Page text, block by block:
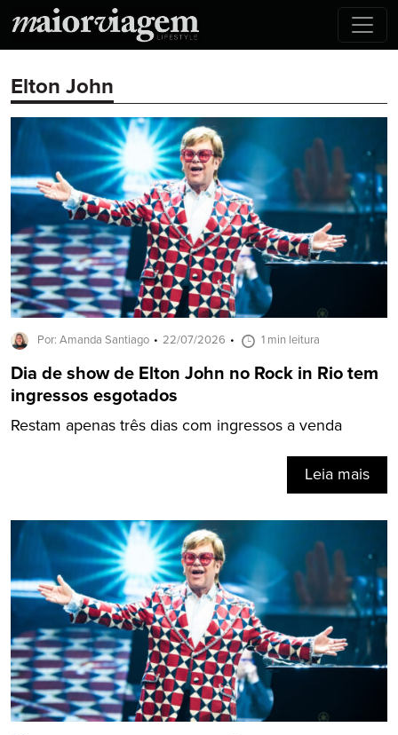
Elton John
Por: Amanda Santiago 22/07/2026 1 min leitura
Dia de show de Elton John no Rock in Rio tem
ingressos esgotados
Restam apenas três dias com ingressos a venda
Leia mais